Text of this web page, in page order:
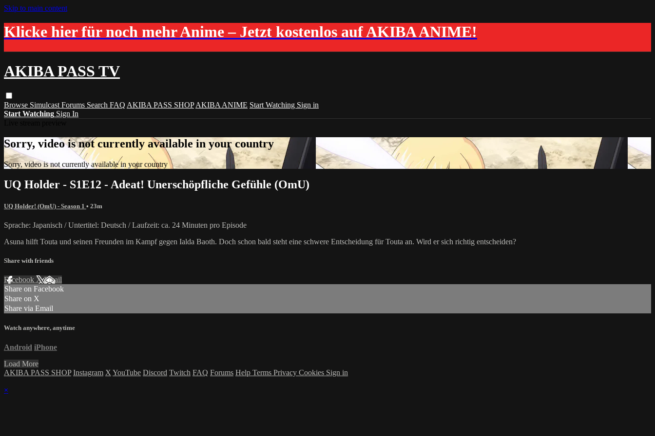
Skip to main content
Klicke hier für noch mehr Anime – Jetzt kostenlos auf AKIBA ANIME!
AKIBA PASS TV
Browse Simulcast Forums Search FAQ AKIBA PASS SHOP AKIBA ANIME Start Watching Sign in
Start Watching Sign In
Sorry, video is not currently available in your country
Sorry, video is not currently available in your country
UQ Holder - S1E12 - Adeat! Unerschöpfliche Gefühle (OmU)
UQ Holder! (OmU) - Season 1 • 23m
Sprache: Japanisch / Untertitel: Deutsch / Laufzeit: ca. 24 Minuten pro Episode
Asuna hilft Touta und seinen Freunden im Kampf gegen Ialda Baoth. Doch schon bald steht eine schwere Entscheidung für Touta an. Wird er sich richtig entscheiden?
Share with friends
Facebook XEmail
Share on Facebook
Share on X
Share via Email
Watch anywhere, anytime
Android iPhone
Load More
AKIBA PASS SHOP Instagram X YouTube Discord Twitch FAQ Forums Help Terms Privacy Cookies Sign in
×